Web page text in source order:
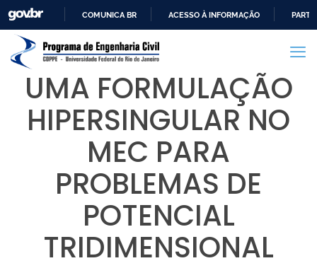
PARA
CONTEÚDO
COMUNICA BR ACESSO À INFORMAÇÃO
UMA FORMULAÇÃO
HIPERSINGULAR NO
MEC PARA
PROBLEMAS DE
POTENCIAL
TRIDIMENSIONAL